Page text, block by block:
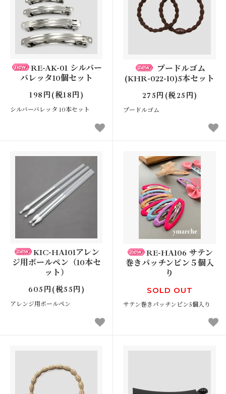
RE-AK-01 シルバー
バレッタ10個セット
198円(税18円)
シルバーバレッタ 10本セット
プードルゴム
(KHR-022-10)5本セット
275円(税25円)
プードルゴム
KIC-HA101アレン
ジ用ボールペン（10本セ
ット）
605円(税55円)
アレンジ用ボールペン
RE-HA106 サテン
巻きパッチンピン５個入
り
SOLD OUT
サテン巻きパッチンピン5個入り